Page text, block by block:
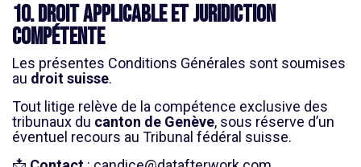
10. Droit applicable et juridiction
compétente
Les présentes Conditions Générales sont soumises
au droit suisse.
Tout litige relève de la compétence exclusive des
tribunaux du canton de Genève, sous réserve d’un
éventuel recours au Tribunal fédéral suisse.